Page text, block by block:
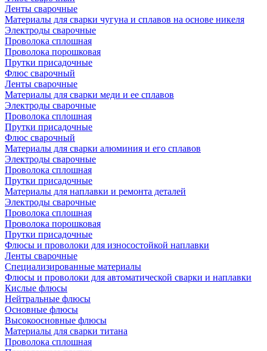
Ленты сварочные
Материалы для сварки чугуна и сплавов на основе никеля
Электроды сварочные
Проволока сплошная
Проволока порошковая
Прутки присадочные
Флюс сварочный
Ленты сварочные
Материалы для сварки меди и ее сплавов
Электроды сварочные
Проволока сплошная
Прутки присадочные
Флюс сварочный
Материалы для сварки алюминия и его сплавов
Электроды сварочные
Проволока сплошная
Прутки присадочные
Материалы для наплавки и ремонта деталей
Электроды сварочные
Проволока сплошная
Проволока порошковая
Прутки присадочные
Флюсы и проволоки для износостойкой наплавки
Ленты сварочные
Специализированные материалы
Флюсы и проволоки для автоматической сварки и наплавки
Кислые флюсы
Нейтральные флюсы
Основные флюсы
Высокоосновные флюсы
Материалы для сварки титана
Проволока сплошная